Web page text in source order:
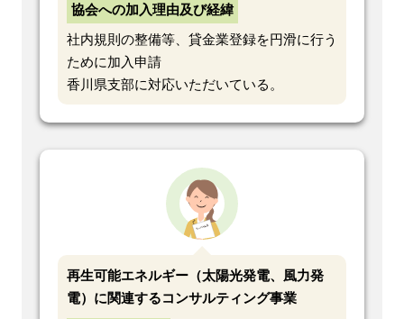
協会への加入理由及び経緯
社内規則の整備等、貸金業登録を円滑に行う
ために加入申請
香川県支部に対応いただいている。
再生可能エネルギー（太陽光発電、風力発
電）に関連するコンサルティング事業